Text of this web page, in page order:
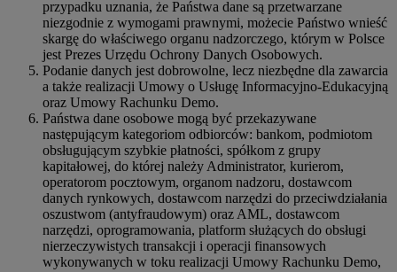
przypadku uznania, że Państwa dane są przetwarzane
niezgodnie z wymogami prawnymi, możecie Państwo wnieść
skargę do właściwego organu nadzorczego, którym w Polsce
jest Prezes Urzędu Ochrony Danych Osobowych.
Podanie danych jest dobrowolne, lecz niezbędne dla zawarcia
a także realizacji Umowy o Usługę Informacyjno-Edukacyjną
oraz Umowy Rachunku Demo.
Państwa dane osobowe mogą być przekazywane
następującym kategoriom odbiorców: bankom, podmiotom
obsługującym szybkie płatności, spółkom z grupy
kapitałowej, do której należy Administrator, kurierom,
operatorom pocztowym, organom nadzoru, dostawcom
danych rynkowych, dostawcom narzędzi do przeciwdziałania
oszustwom (antyfraudowym) oraz AML, dostawcom
narzędzi, oprogramowania, platform służących do obsługi
nierzeczywistych transakcji i operacji finansowych
wykonywanych w toku realizacji Umowy Rachunku Demo,